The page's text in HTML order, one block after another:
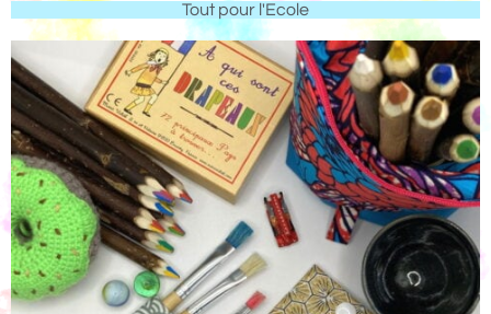
Tout pour l'Ecole